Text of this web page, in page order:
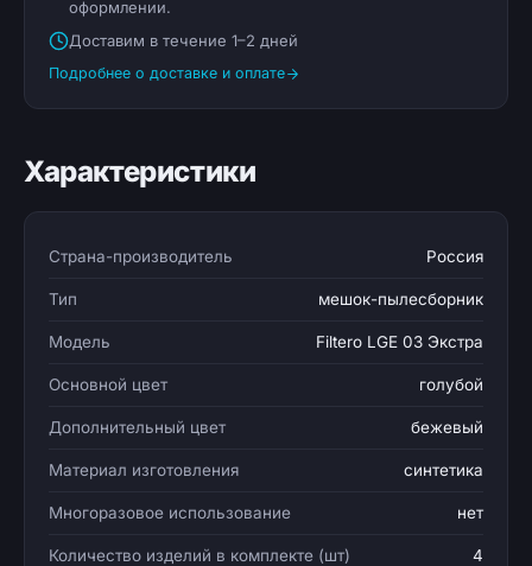
оформлении.
Доставим в течение 1–2 дней
Подробнее о доставке и оплате
Характеристики
Страна-производитель Россия
Тип мешок-пылесборник
Модель Filtero LGE 03 Экстра
Основной цвет голубой
Дополнительный цвет бежевый
Материал изготовления синтетика
Многоразовое использование нет
Количество изделий в комплекте (шт) 4